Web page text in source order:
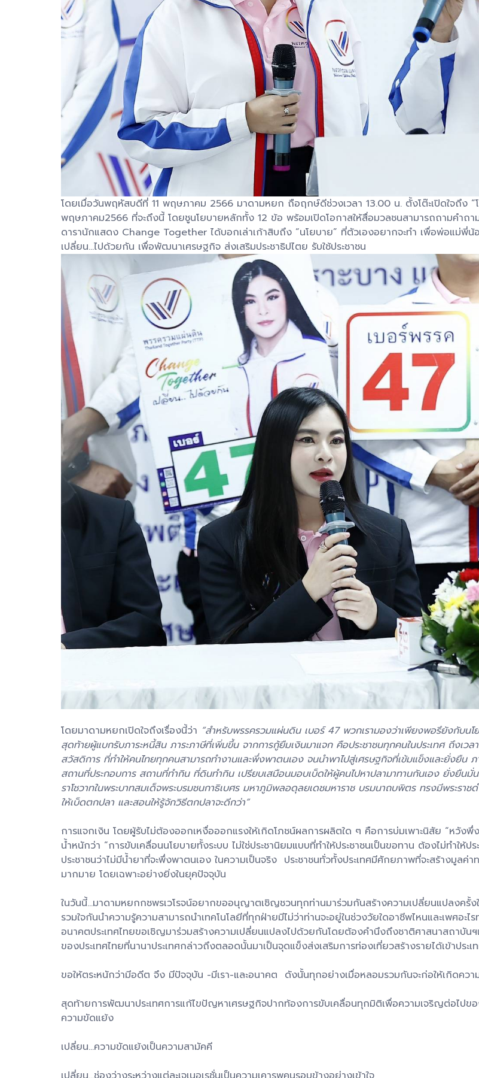
โดยเมื่อวันพฤหัสบดีที่ 11 พฤษภาคม 2566 มาดามหยก ถือฤกษ์ดีช่วงเวลา 13.00 น. ตั้งโต๊ะเปิดใจถึง
พฤษภาคม2566 ที่จะถึงนี้ โดยชูนโยบายหลักทั้ง 12 ข้อ พร้อมเปิดโอกาสให้สื่อมวลชนสามารถถามคำถา
ดารานักแสดง Change Together ได้บอกเล่าเก้าสิบถึง “นโยบาย” ที่ตัวเองอยากจะทำ เพื่อพ่อแม่พี่
เปลี่ยน...ไปด้วยกัน เพื่อพัฒนาเศรษฐกิจ ส่งเสริมประชาธิปไตย รับใช้ประชาชน
โดยมาดามหยกเปิดใจถึงเรื่องนี้ว่า “สำหรับพรรครวมแผ่นดิน เบอร์ 47 พวกเรามองว่าเพียงพอรึยังกับน
สุดท้ายผู้แบกรับภาระหนี้สิน ภาระภาษีที่เพิ่มขึ้น จากการกู้ยืมเงินมาแจก คือประชาชนทุกคนในประเทศ ถึงเวล
สวัสดิการ ที่ทำให้คนไทยทุกคนสามารถทำงานและพึ่งพาตนเอง จนนำพาไปสู่เศรษฐกิจที่เข้มแข็งและยั่งยืน
สถานที่ประกอบการ สถานที่ทำกิน ที่ดินทำกิน เปรียบเสมือนมอบเบ็ดให้ผู้คนไปหาปลามาทานกันเอง ยั่งยืน
ราโชวาทในพระบาทสมเด็จพระบรมชนกาธิเบศร มหาภูมิพลอดุลยเดชมหาราช บรมนาถบพิตร ทรงมีพระราช
ให้เบ็ดตกปลา และสอนให้รู้จักวิธีตกปลาจะดีกว่า”
การแจกเงิน โดยผู้รับไม่ต้องออกเหงื่อออกแรงให้เกิดโภชน์ผลการผลิตใด ๆ คือการบ่มเพาะนิสัย “หวัง
น้ำหนักว่า “การขับเคลื่อนนโยบายทั้งระบบ ไม่ใช่ประชานิยมแบบที่ทำให้ประชาชนเป็นขอทาน ต้องไม่ทำให้
ประชาชนว่าไม่มีน้ำยาที่จะพึ่งพาตนเอง ในความเป็นจริง ประชาชนทั่วทั้งประเทศมีศักยภาพที่จะสร้างมูลค่
มากมาย โดยเฉพาะอย่างยิ่งในยุคปัจจุบัน
ในวันนี้…มาดามหยกกชพรเวโรจน์อยากขออนุญาตเชิญชวนทุกท่านมาร่วมกันสร้างความเปลี่ยนแปลงครั้
รวมใจกันนำความรู้ความสามารถนำเทคโนโลยีที่ทุกฝ่ายมีไม่ว่าท่านจะอยู่ในช่วงวัยใดอาชีพไหนและเพศอ
อนาคตประเทศไทยขอเชิญมาร่วมสร้างความเปลี่ยนแปลงไปด้วยกันโดยต้องคำนึงถึงชาติศาสนาสถาบัน
ของประเทศไทยที่นานาประเทศกล่าวถึงตลอดนั้นมาเป็นจุดแข็งส่งเสริมการท่องเที่ยวสร้างรายได้เข้าประเ
ขอให้ตระหนักว่ามีอดีต จึง มีปัจจุบัน -มีเรา-และอนาคต ดังนั้นทุกอย่างเมื่อหลอมรวมกันจะก่อให้เกิดค
สุดท้ายการพัฒนาประเทศการแก้ไขปัญหาเศรษฐกิจปากท้องการขับเคลื่อนทุกมิติเพื่อความเจริญต่อไปขอ
ความขัดแย้ง
เปลี่ยน…ความขัดแย้งเป็นความสามัคคี